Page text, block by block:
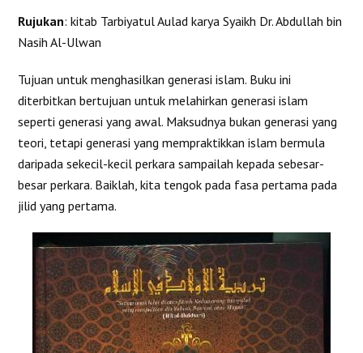
Rujukan: kitab Tarbiyatul Aulad karya Syaikh Dr. Abdullah bin
Nasih Al-Ulwan
Tujuan untuk menghasilkan generasi islam. Buku ini
diterbitkan bertujuan untuk melahirkan generasi islam
seperti generasi yang awal. Maksudnya bukan generasi yang
teori, tetapi generasi yang mempraktikkan islam bermula
daripada sekecil-kecil perkara sampailah kepada sebesar-
besar perkara. Baiklah, kita tengok pada fasa pertama pada
jilid yang pertama.